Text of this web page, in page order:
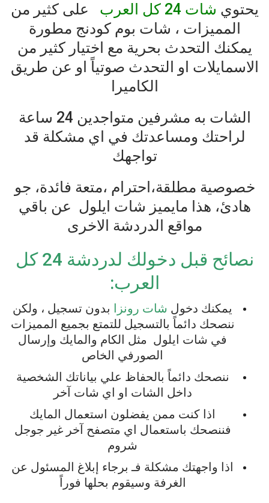
يحتوي شات 24 كل العرب علىكثير من
المميزات ، شات بوم كودنج مطورة
يمكنك التحدث بحرية مع اختيار كثير من
الاسمايلات او التحدث صوتياً او عن طريق
الكاميرا
الشات به مشرفين متواجدين
ساعة
لراحتك ومساعدتك في اي مشكلة قد
تواجهك
خصوصية مطلقة،احترام ،متعة فائدة، جو
هادئ، هذا مايميز شات ايلول عن باقي
مواقع الدردشة الاخرى
نصائح قبل دخولك لدردشة
24 كل
العرب:
يمكنك دخول شات رونزا بدون تسجيل ، ولكن
ننصحك دائماً بالتسجيل للتمتع بجميع المميزات
في شات ايلول مثل الكام والمايك وإرسال
الصور في الخاص
ننصحك دائماً بالحفاظ علي بياناتك الشخصية
داخل الشات او اي شات آخر
اذا كنت ممن يفضلون استعمال المايك
فننصحك باستعمال اي متصفح آخر غير جوجل
شروم
اذا واجهتك مشكلة فـ برجاء إبلاغ المسئول عن
الغرفة وسيقوم بحلها فوراً